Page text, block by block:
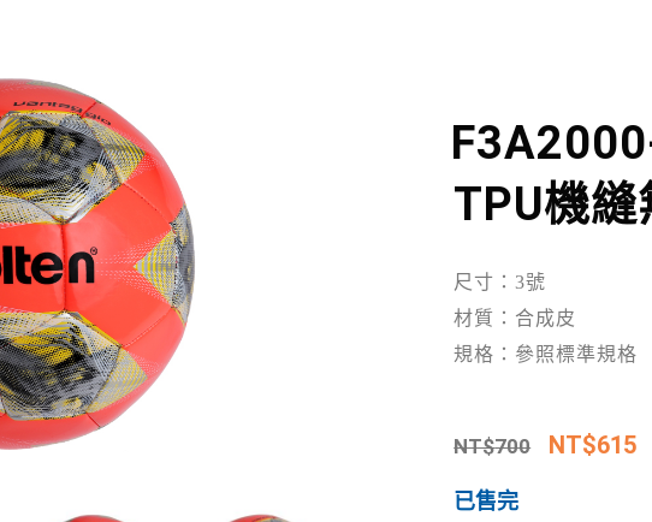
TPU機
尺寸：3號
材質：合成皮
規格：參照標準規格
NT$700 NT$615
已售完